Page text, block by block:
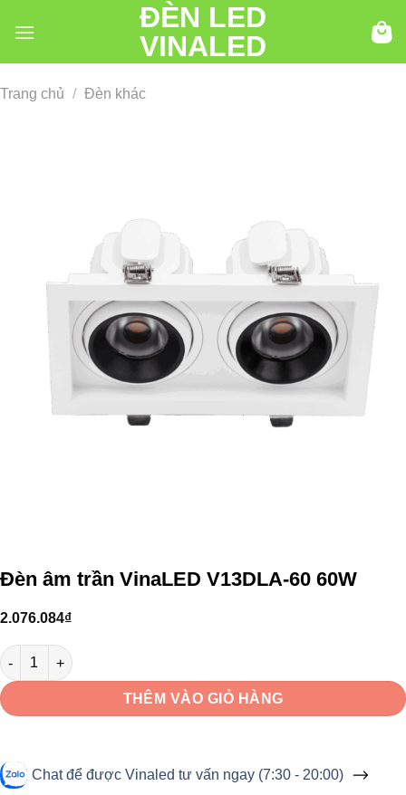
đến
ĐÈN LED
VINALED
Trang chủ / Đèn khác
Đèn âm trần VinaLED V13DLA-60 60W
2.076.084₫
Đèn âm trần VinaLED V13DLA-60 60W số lượng
THÊM VÀO GIỎ HÀNG
Chat để được Vinaled tư vấn ngay (7:30 - 20:00)